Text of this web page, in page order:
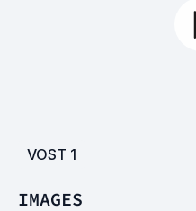
VOST 1
IMAGES